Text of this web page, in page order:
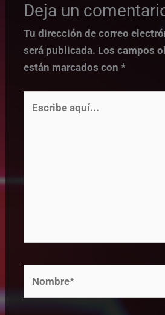
Deja un
Tu dirección de correo
será publicada. Los campos
están marcados con*